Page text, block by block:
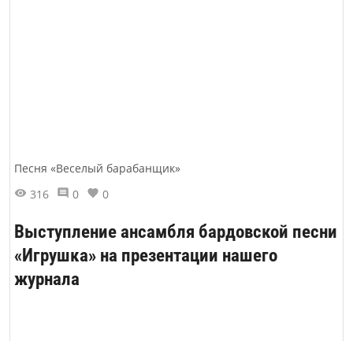
Песня «Веселый барабанщик»
316
0 0
Выступление ансамбля бардовской песни
«Игрушка» на презентации нашего
журнала